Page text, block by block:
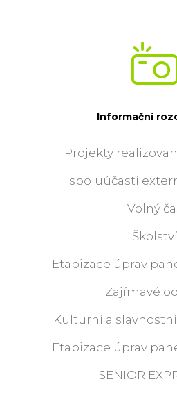
Informační
Projekty
spoluúčastí
Volný
Školství
Etapizace úprav
Zajímavé
Kulturní a
Etapizace úprav
SENIOR